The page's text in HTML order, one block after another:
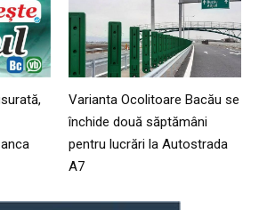
Varianta Ocolitoare Bacău se
închide două săptămâni
pentru lucrări la Autostrada
A7